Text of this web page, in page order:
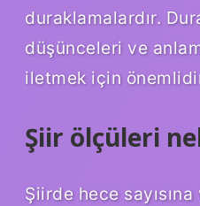
duraklamalardır.
düşünceleri ve
iletmek için
Şiir ölçüleri
Şiirde hece